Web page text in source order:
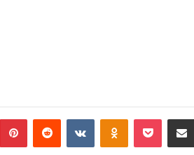
PinterestReddit VKontakteOdnoklassniki
Pocket